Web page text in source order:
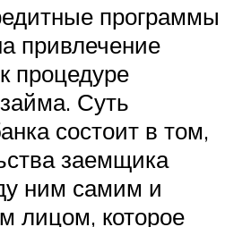
программы
привлечение
процедуре
Суть
состоит в том,
заемщика
ним самим и
лицом, которое